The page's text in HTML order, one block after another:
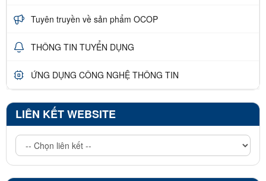
Tuyên truyền về sản phẩm OCOP
THÔNG TIN TUYỂN DỤNG
ỨNG DỤNG CÔNG NGHỆ THÔNG TIN
LIÊN KẾT WEBSITE